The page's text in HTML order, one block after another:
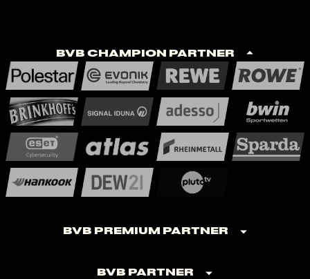
BVB Champion Partner
BVB Premium Partner
BVB Partner